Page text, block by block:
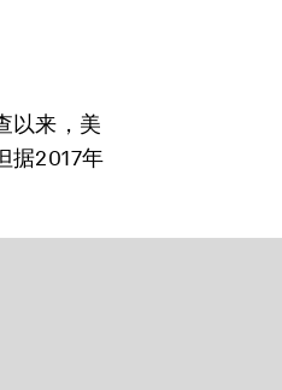
以来，美
据2017年